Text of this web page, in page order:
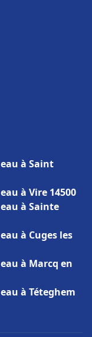
à Saint
à Vire 14500
à Sainte
à Cuges les
à Marcq en
à Téteghem